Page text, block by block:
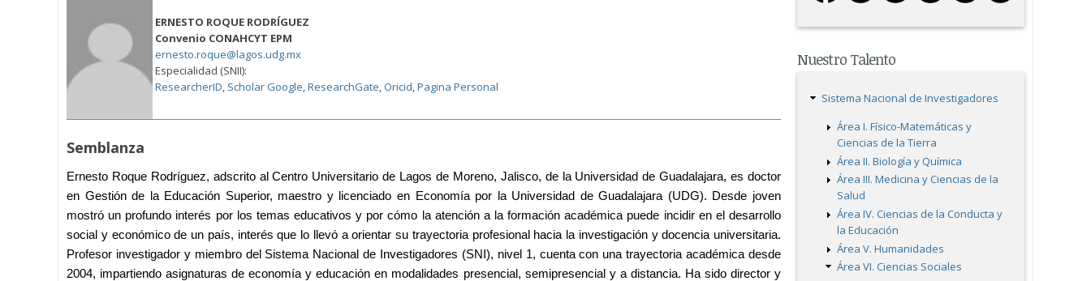
ERNESTO ROQUE RODRÍGUEZ
Convenio CONAHCYT EPM
ernesto.roque@lagos.udg.mx
Especialidad (SNII):
ResearcherID, Scholar Google,ResearchGate,Oricid,Pagina Personal
Semblanza
Ernesto Roque Rodríguez, adscrito al Centro Universitario de Lagos de Moreno, Jalisco, de la Universidad de Guadalajara, es doctor
en Gestión de la Educación Superior, maestro y licenciado en Economía por la Universidad de Guadalajara (UDG). Desde joven
mostró un profundo interés por los temas educativos y por cómo la atención a la formación académica puede incidir en el desarrollo
social y económico de un país, interés que lo llevó a orientar su trayectoria profesional hacia la investigación y docencia universitaria.
Profesor investigador y miembro del Sistema Nacional de Investigadores (SNI), nivel 1, cuenta con una trayectoria académica desde
2004, impartiendo asignaturas de economía y educación en modalidades presencial, semipresencial y a distancia. Ha sido director y
Nuestro Talento
Sistema Nacional de Investigadores
Área I. Físico-Matemáticas y
Ciencias de la Tierra
Área II. Biología y Química
Área III. Medicina y Ciencias de la
Salud
Área IV. Ciencias de la Conducta y
la Educación
Área V. Humanidades
Área VI. Ciencias Sociales